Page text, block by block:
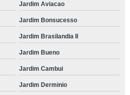
Jardim Aviacao
Jardim Bonsucesso
Jardim Brasilandia II
Jardim Bueno
Jardim Cambui
Jardim Derminio